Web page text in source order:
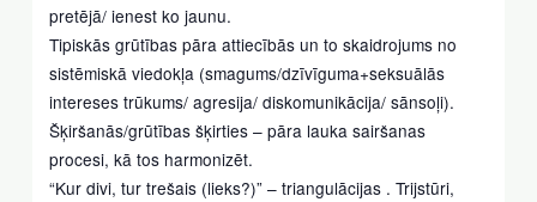
pretējā/ ienest ko jaunu.
Tipiskās grūtības pāra attiecībās un to skaidrojums no
sistēmiskā viedokļa (smagums/dzīvīguma+seksuālās
intereses trūkums/ agresija/ diskomunikācija/ sānsoļi).
Šķiršanās/grūtības šķirties – pāra lauka sairšanas
procesi, kā tos harmonizēt.
“Kur divi, tur trešais (lieks?)” – triangulācijas . Trijstūri,